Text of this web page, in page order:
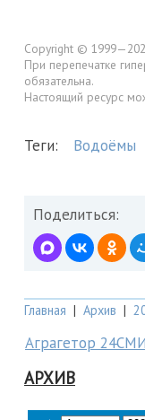
Copyright ©
При перепечатке
обязательна.
Настоящий ресурс
Теги: Водоёмы
Поделиться:
Главная | Архив |
Аграгетор 24СМИ
АРХИВ